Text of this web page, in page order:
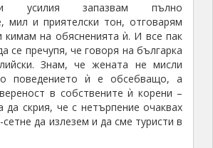
усилия запазвам пълно
мил и приятелски тон, отговарям
кимам на обясненията ѝ. И все пак
се пречупя, че говоря на българка
Знам, че жената не мисли
поведението ѝ е обсебващо, а
в собствените ѝ корени –
скрия, че с нетърпение очаквах
сетне да излезем и да сме туристи в